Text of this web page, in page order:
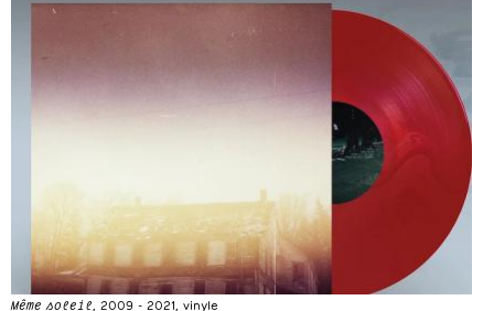
Même soleil , 2009 - 2021, vinyle